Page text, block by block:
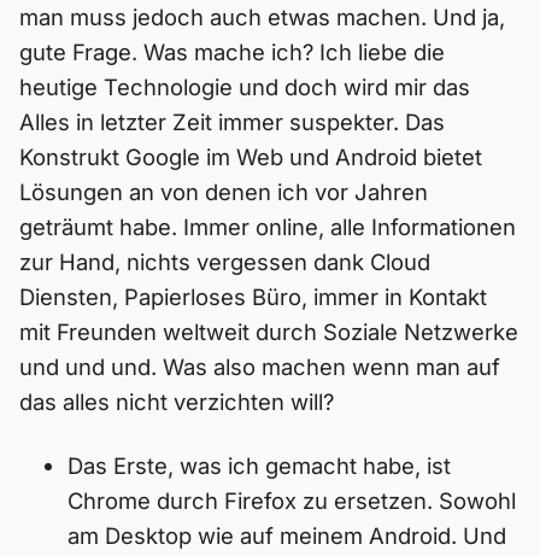
man muss jedoch auch etwas machen. Und ja,
gute Frage. Was mache ich? Ich liebe die
heutige Technologie und doch wird mir das
Alles in letzter Zeit immer suspekter. Das
Konstrukt Google im Web und Android bietet
Lösungen an von denen ich vor Jahren
geträumt habe. Immer online, alle Informationen
zur Hand, nichts vergessen dank Cloud
Diensten, Papierloses Büro, immer in Kontakt
mit Freunden weltweit durch Soziale Netzwerke
und und und. Was also machen wenn man auf
das alles nicht verzichten will?
Das Erste, was ich gemacht habe, ist
Chrome durch Firefox zu ersetzen. Sowohl
am Desktop wie auf meinem Android. Und